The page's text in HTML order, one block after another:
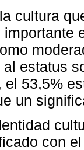
cultura
estatus
53,5%
un
con